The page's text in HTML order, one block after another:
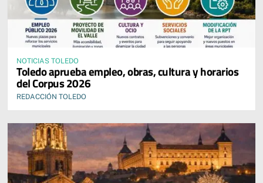
NOTICIAS TOLEDO
Toledo aprueba empleo, obras, cultura y horarios
del Corpus 2026
REDACCIÓN TOLEDO